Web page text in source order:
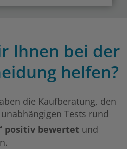
Ihnen bei der
helfen?
die Kaufberatung, den
Tests rund
positiv bewertet und